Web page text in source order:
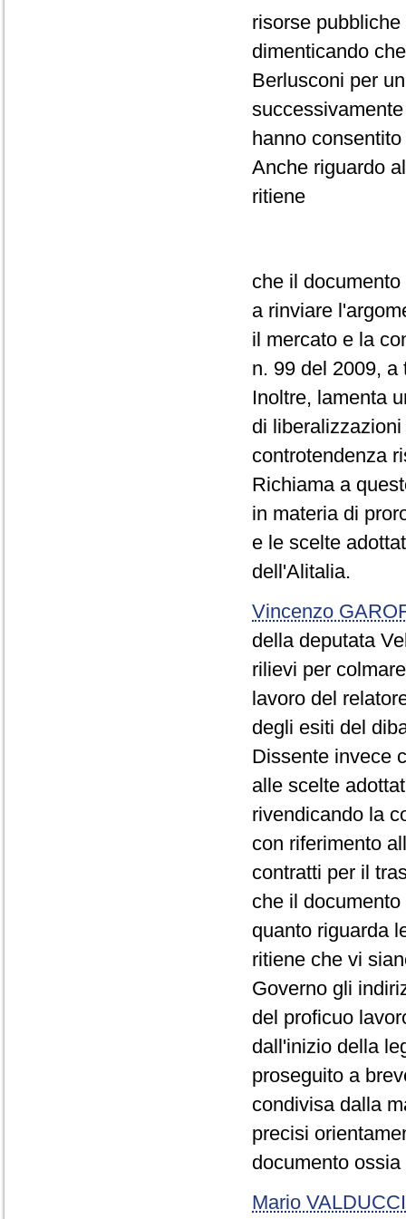
risorse
dimenticando
Berlusconi per
hanno
Anche riguardo
ritiene
che il
a rinviare
il mercato e la
n. 99 del 2009, a
Inoltre, lamenta
di
controtendenza
Richiama a
in materia di
e le scelte
dell'Alitalia.
Vincenzo
della deputata
rilievi per
lavoro del
degli esiti del
Dissente invece
alle scelte
rivendicando la
con riferimento
contratti per il
che il
quanto riguarda
ritiene che vi
Governo gli
del proficuo
dall'inizio della
proseguito a
condivisa dalla
precisi
documento
Mario VALDUCCI